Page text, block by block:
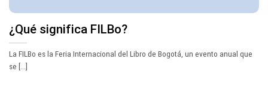
¿Qué significa FILBo?
La FILBo es la Feria Internacional del Libro de Bogotá, un evento anual que
se [...]